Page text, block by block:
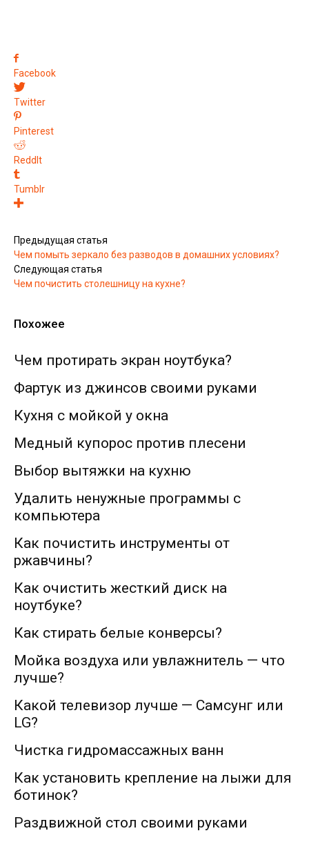
Facebook
Twitter
Pinterest
ReddIt
Tumblr
Предыдущая статья
Чем помыть зеркало без разводов в домашних условиях?
Следующая статья
Чем почистить столешницу на кухне?
Похожее
Чем протирать экран ноутбука?
Фартук из джинсов своими руками
Кухня с мойкой у окна
Медный купорос против плесени
Выбор вытяжки на кухню
Удалить ненужные программы с
компьютера
Как почистить инструменты от
ржавчины?
Как очистить жесткий диск на
ноутбуке?
Как стирать белые конверсы?
Мойка воздуха или увлажнитель — что
лучше?
Какой телевизор лучше — Самсунг или
LG?
Чистка гидромассажных ванн
Как установить крепление на лыжи для
ботинок?
Раздвижной стол своими руками